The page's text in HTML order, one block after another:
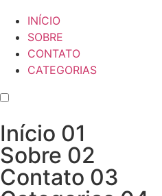
INÍCIO
SOBRE
CONTATO
CATEGORIAS
Início 01
Sobre 02
Contato 03